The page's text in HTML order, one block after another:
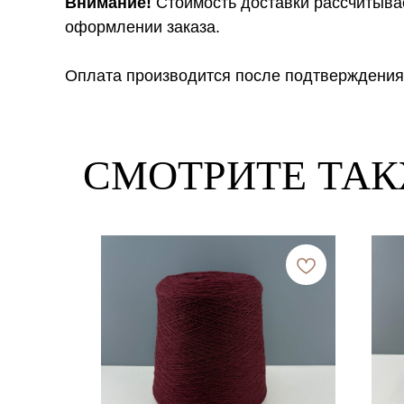
оформлении заказа.
Оплата производится после
СМОТРИТЕ